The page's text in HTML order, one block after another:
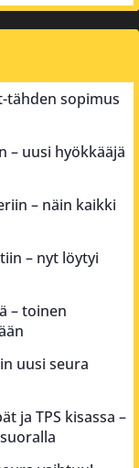
tähden sopimus
– uusi hyökkääjä
– näin kaikki
– nyt löytyi
– toinen
uusi seura
ja TPS kisassa –